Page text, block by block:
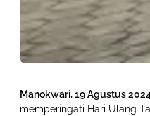
Manokwari, 19 Agustus
memperingati Hari Ulang